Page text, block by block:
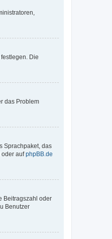
Die
das Problem
Sprachpaket, das
oder aufphpBB.de
Beitragszahl oder
Benutzer